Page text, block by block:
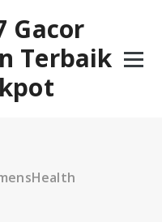
Gacor
Terbaik